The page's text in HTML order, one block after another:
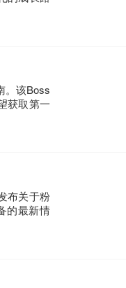
。该Boss
获取第一
布关于粉
的最新情